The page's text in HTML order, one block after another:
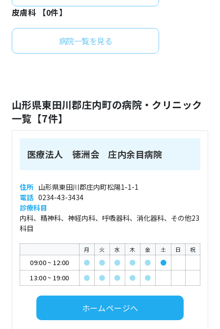
皮膚科 【0件】
病院一覧を見る
山形県東田川郡庄内町の病院・クリニック
一覧【7件】
医療法人 徳洲会 庄内余目病院
住所 山形県東田川郡庄内町松陽1-1-1
電話 0234-43-3434
診療科目
内科、精神科、神経内科、呼吸器科、消化器科、その他23
科目
月 火 水 木 金 土 日 祝
09:00~ 12:00 ● ● ● ● ●
●
13:00~ 19:00 ● ● ● ● ●
ホームページへ